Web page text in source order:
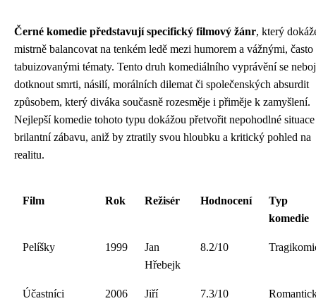
Černé komedie představují specifický filmový žánr, který
mistrně balancovat na tenkém ledě mezi humorem a vážnými, často
tabuizovanými tématy. Tento druh komediálního vyprávění se
dotknout smrti, násilí, morálních dilemat či společenských absurdit
způsobem, který diváka současně rozesměje i přiměje k zamyšlení.
Nejlepší komedie tohoto typu dokážou přetvořit nepohodlné
brilantní zábavu, aniž by ztratily svou hloubku a kritický pohled na
realitu.
Film Rok Režisér Hodnocení
Typ
komedie
Pelíšky 1999
Jan
Hřebejk
8.2/10
Účastníci
2006
Jiří
7.3/10